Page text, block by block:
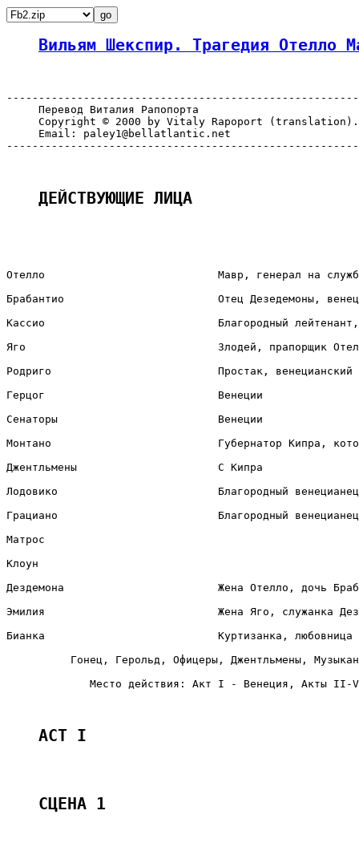
Вильям Шекспир. Трагедия Отелло
     Перевод Виталия Рапопорта
Copyright © 2000 by Vitaly Rapoport
     Email: paley1@bellatlantic.net
ДЕЙСТВУЮЩИЕ ЛИЦА
Отелло                           Мавр, генерал на службе
Брабантио                        Отец Дезедемоны,
Кассио                           Благородный лейтенант,
Яго                              Злодей, прапорщик
Родриго                          Простак, венецианский
Герцог                           Венеции
Сенаторы                         Венеции
Монтано                          Губернатор Кипра,
Джентльмены                      С Кипра
Лодовико                         Благородный венецианец,
Грациано                         Благородный венецианец,
Матрос
Клоун
Дездемона                        Жена Отелло, дочь
Эмилия                           Жена Яго, служанка
Бианка                           Куртизанка, любовница
Гонец, Герольд, Офицеры, Джентльмены,
Место действия: Акт I - Венеция, Акты II-
АСТ I
СЦЕНА 1